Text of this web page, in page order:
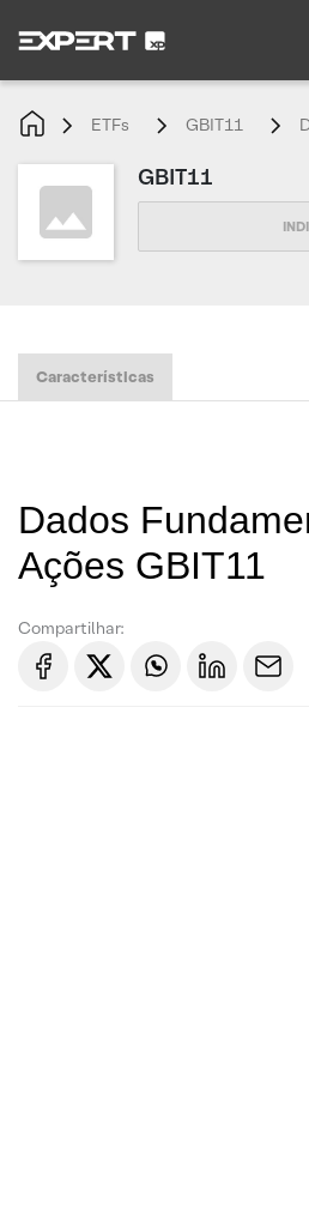
ETFs GBIT11
GBIT11
Características
Dados
Ações GBIT11
Compartilhar: